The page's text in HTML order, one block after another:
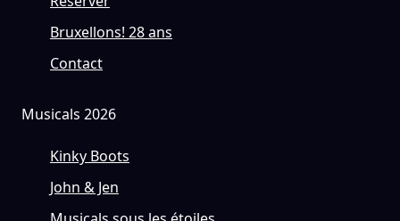
Bruxellons! 28 ans
Contact
Musicals 2026
Kinky Boots
John & Jen